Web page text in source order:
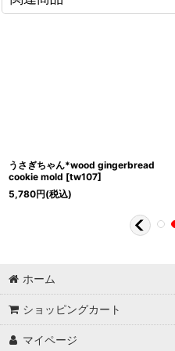
うさぎちゃん*wood gingerbread
cookie mold [tw107]
5,780円(税込)
ホーム
ショッピングカート
マイページ